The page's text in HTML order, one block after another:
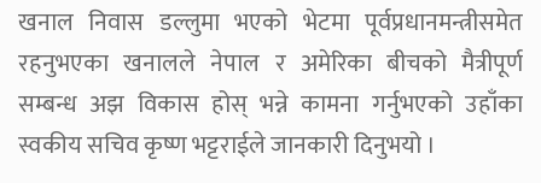
खनाल निवास डल्लुमा भएको भेटमा पूर्वप्रधानमन्त्रीसमेत
रहनुभएका खनालले नेपाल र अमेरिका बीचको मैत्रीपूर्ण
सम्बन्ध अझ विकास होस् भन्ने कामना गर्नुभएको उहाँका
स्वकीय सचिव कृष्ण भट्टराईले जानकारी दिनुभयो ।